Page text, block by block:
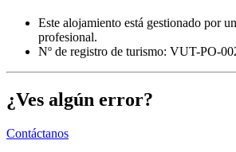
Este alojamiento está gestionado por
profesional.
Nº de registro de turismo: VUT-PO-
¿Ves algún error?
Contáctanos